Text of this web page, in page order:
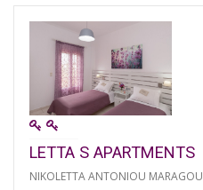
LETTA S APARTMENTS
NIKOLETTA ANTONIOU MARAGOU